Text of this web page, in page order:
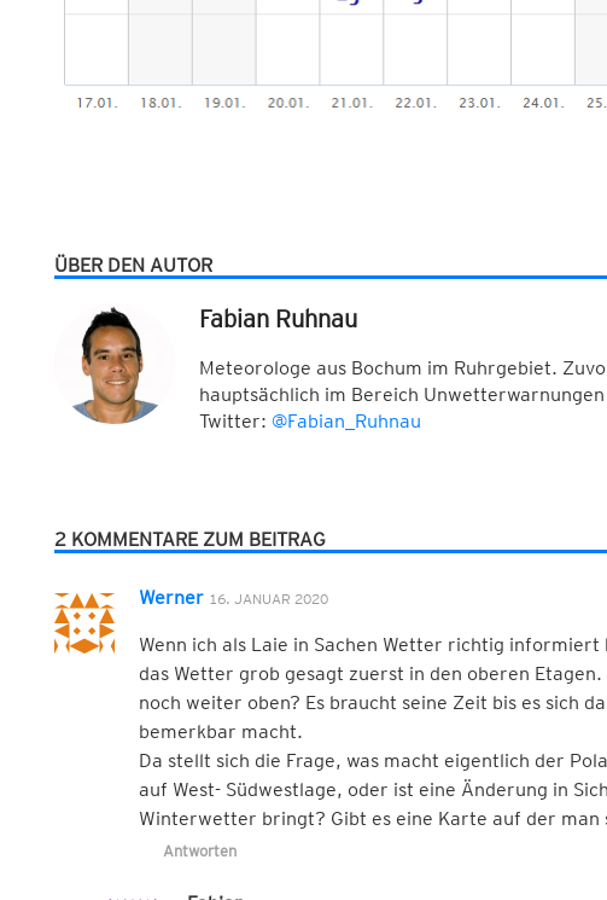
ÜBER DEN AUTOR
Fabian Ruhnau
Meteorologe aus Bochum im Ruhrgebiet.
hauptsächlich im Bereich
Twitter: @Fabian_Ruhnau
2 KOMMENTARE ZUM BEITRAG
Werner 16. JANUAR 2020
Wenn ich als Laie in Sachen Wetter richtig
das Wetter grob gesagt zuerst in den oberen
noch weiter oben? Es braucht seine Zeit bis es sich
bemerkbar macht.
Da stellt sich die Frage, was macht eigentlich der
auf West- Südwestlage, oder ist eine Änderung in
Winterwetter bringt? Gibt es eine Karte auf der man
Antworten